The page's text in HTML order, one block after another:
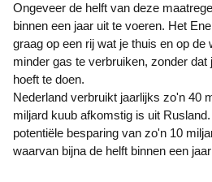
Ongeveer de helft van deze maatregelen is volgens de NVDE al
binnen een jaar uit te voeren. Het
graag op een rij wat je thuis en op de
minder gas te verbruiken, zonder
hoeft te doen.
Nederland verbruikt jaarlijks zo'n 40
miljard kuub afkomstig is uit
potentiële besparing van zo'n 10
waarvan bijna de helft binnen een